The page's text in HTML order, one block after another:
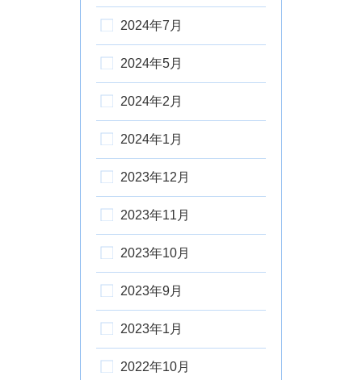
2024年7月
2024年5月
2024年2月
2024年1月
2023年12月
2023年11月
2023年10月
2023年9月
2023年1月
2022年10月